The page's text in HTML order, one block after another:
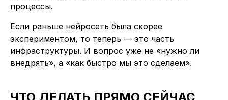
процессы.
Если раньше нейросеть была скорее
экспериментом, то теперь — это часть
инфраструктуры. И вопрос уже не «нужно ли
внедрять», а «как быстро мы это сделаем».